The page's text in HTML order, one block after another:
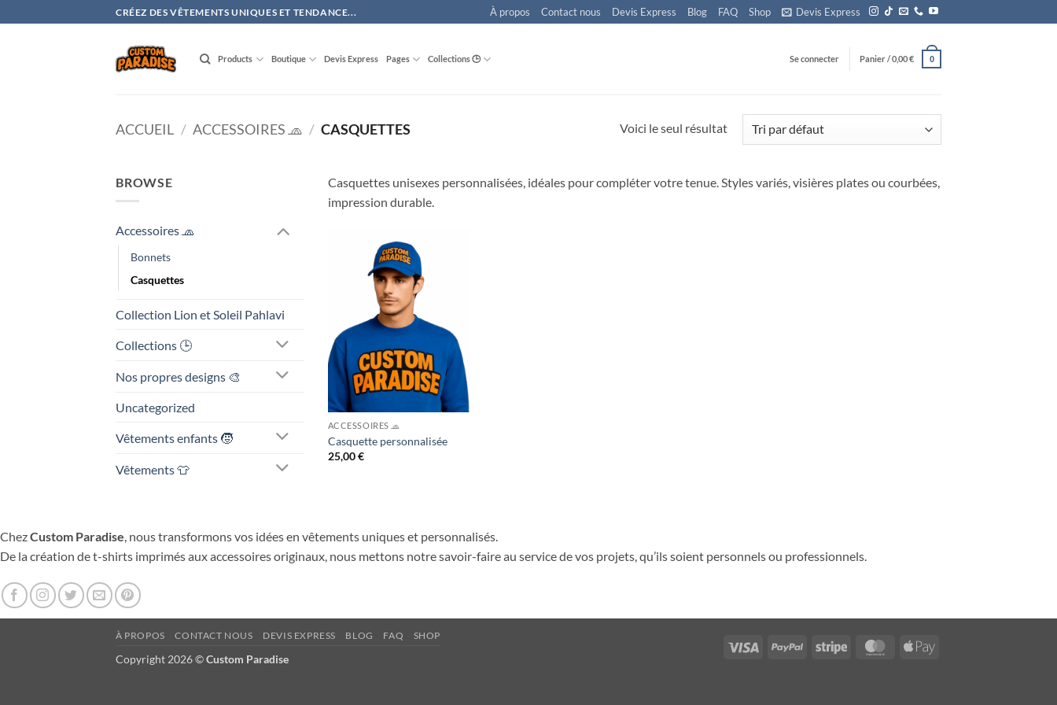
au
CRÉEZ DES VÊTEMENTS UNIQUES ET TENDANCE... À propos Contact nous Devis Express Blog FAQ Shop Devis Express
Products Boutique Devis Express Pages Collections 🕒 Se connecter Panier /0,00€ 0
ACCUEIL / ACCESSOIRES 🧢 / CASQUETTES Voici le seul résultat
BROWSE
Accessoires 🧢
Bonnets
Casquettes
Collection Lion et Soleil Pahlavi
Collections 🕒
Nos propres designs 🎨
Uncategorized
Vêtements enfants 🧒
Vêtements 👕
Casquettes unisexes personnalisées, idéales pour compléter votre tenue. Styles variés, visières plates ou courbées,
impression durable.
ACCESSOIRES 🧢
Casquette personnalisée
25,00€
ChezCustom Paradise, nous transformons vos idées en vêtements uniques et personnalisés.
De la création de t-shirts imprimés aux accessoires originaux, nous mettons notre savoir-faire au service de vos projets, qu’ils soient personnels ou professionnels.
Visa PayPal Stripe MasterCardApple
À PROPOS CONTACT NOUS DEVIS EXPRESS BLOG FAQ SHOP
Copyright 2026 ©Custom Paradise